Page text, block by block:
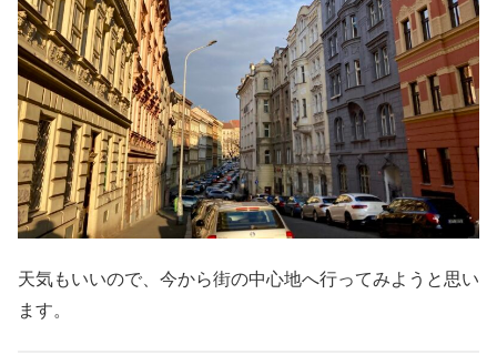
天気もいいので、今から街の中心地へ行ってみようと思い
ます。